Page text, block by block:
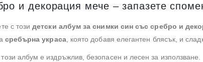
и декорация мече – запазете
с тозидетски албум за снимки син със сребро и
сребърна украса, която добавя елегантен блясък, и
, този албум е издръжлив, безопасен и лесен за използване.